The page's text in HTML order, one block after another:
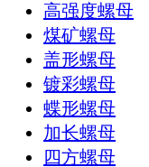
高强度螺母
煤矿螺母
盖形螺母
镀彩螺母
蝶形螺母
加长螺母
四方螺母